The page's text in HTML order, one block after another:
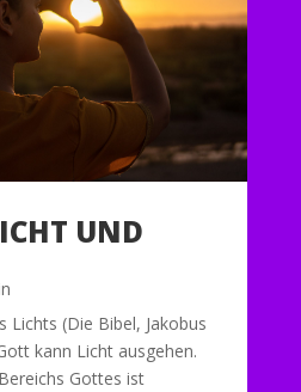
UND
Lichts (Die Bibel, Jakobus
kann Licht ausgehen.
Gottes ist